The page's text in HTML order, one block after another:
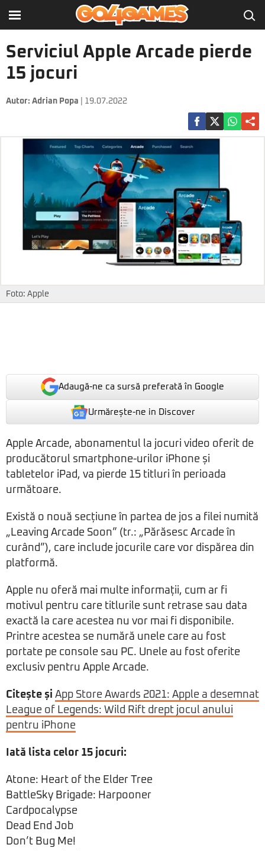
Serviciul Apple Arcade pierde
15 jocuri
Autor: Adrian Popa | 19.07.2022
Foto: Apple
Adaugă-ne ca sursă preferată în Google
Urmărește-ne in Discover
Apple Arcade, abonamentul la jocuri video oferit de
producătorul smartphone-urilor iPhone și
tabletelor iPad, va pierde 15 titluri în perioada
următoare.
Există o nouă secțiune în partea de jos a filei numită
„Leaving Arcade Soon” (tr.: „Părăsesc Arcade în
curând”), care include jocurile care vor dispărea din
platformă.
Apple nu oferă mai multe informații, cum ar fi
motivul pentru care titlurile sunt retrase sau data
exactă la care acestea nu vor mai fi disponibile.
Printre acestea se numără unele care au fost
portate pe console sau PC. Unele au fost oferite
exclusiv pentru Apple Arcade.
Citește și App Store Awards 2021: Apple a desemnat
League of Legends: Wild Rift drept jocul anului
pentru iPhone
Iată lista celor 15 jocuri:
Atone: Heart of the Elder Tree
BattleSky Brigade: Harpooner
Cardpocalypse
Dead End Job
Don’t Bug Me!